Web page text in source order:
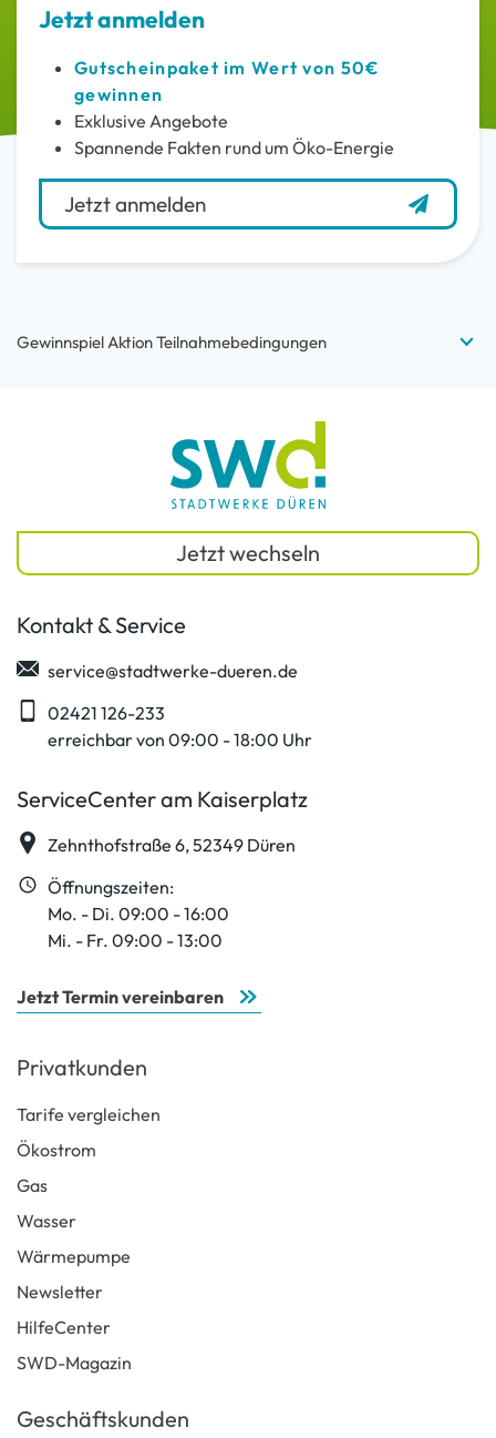
Jetzt anmelden
Gutscheinpaket im Wert von 50€
gewinnen
Exklusive Angebote
Spannende Fakten rund um Öko-Energie
Jetzt anmelden
Gewinnspiel Aktion Teilnahmebedingungen
Jetzt wechseln
Kontakt & Service
service@stadtwerke-dueren.de
02421 126-233
erreichbar von 09:00 - 18:00 Uhr
ServiceCenter am Kaiserplatz
Zehnthofstraße 6, 52349 Düren
Öffnungszeiten:
Mo. - Di. 09:00 - 16:00
Mi. - Fr. 09:00 - 13:00
Jetzt Termin vereinbaren
Privatkunden
Tarife vergleichen
Ökostrom
Gas
Wasser
Wärmepumpe
Newsletter
HilfeCenter
SWD-Magazin
Geschäftskunden